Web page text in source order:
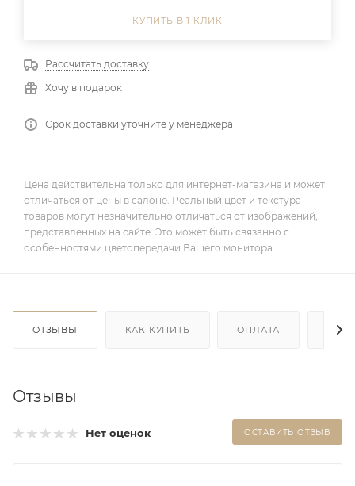
КУПИТЬ В 1 КЛИК
Рассчитать доставку
Хочу в подарок
Срок доставки уточните у менеджера
Цена действительна только для интернет-магазина и может
отличаться от цены в салоне. Реальный цвет и текстура
товаров могут незначительно отличаться от изображений,
представленных на сайте. Это может быть связанно с
особенностями цветопередачи Вашего монитора.
ОТЗЫВЫ КАК КУПИТЬ ОПЛАТА
Отзывы
Нет оценок ОСТАВИТЬ ОТЗЫВ